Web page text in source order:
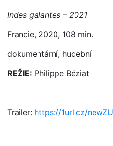
Indes galantes – 2021
Francie, 2020, 108 min.
dokumentární, hudební
REŽIE: Philippe Béziat
Trailer: https://1url.cz/newZU